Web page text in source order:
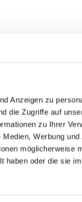
Anzeigen zu
die Zugriffe auf
zu Ihrer
Werbung
möglicherweise
haben oder die sie